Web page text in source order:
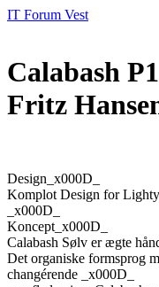
IT Forum Vest
Calabash
Fritz
Design_x000D_
Komplot Design for
_x000D_
Koncept_x000D_
Calabash Sølv er ægte
Det organiske formsprog
changérende _x000D_